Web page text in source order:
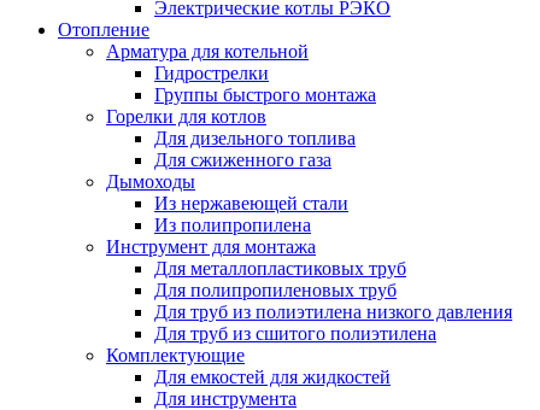
Электрические котлы РЭКО
Отопление
Арматура для котельной
Гидрострелки
Группы быстрого монтажа
Горелки для котлов
Для дизельного топлива
Для сжиженного газа
Дымоходы
Из нержавеющей стали
Из полипропилена
Инструмент для монтажа
Для металлопластиковых труб
Для полипропиленовых труб
Для труб из полиэтилена низкого давления
Для труб из сшитого полиэтилена
Комплектующие
Для емкостей для жидкостей
Для инструмента